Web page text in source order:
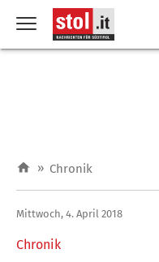
» Chronik
Chronik
Mittwoch, 4. April 2018